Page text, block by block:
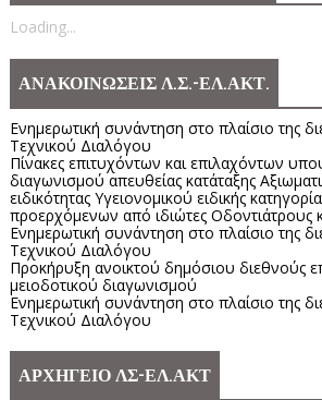
Loading...
ΑΝΑΚΟΙΝΩΣΕΙΣ Λ.Σ.-ΕΛ.ΑΚΤ.
Ενημερωτική συνάντηση στο πλαίσιο της
Τεχνικού Διαλόγου
Πίνακες επιτυχόντων και επιλαχόντων
διαγωνισμού απευθείας κατάταξης
ειδικότητας Υγειονομικού ειδικής
προερχόμενων από ιδιώτες Οδοντιάτρους
Ενημερωτική συνάντηση στο πλαίσιο της
Τεχνικού Διαλόγου
Προκήρυξη ανοικτού δημόσιου διεθνούς
μειοδοτικού διαγωνισμού
Ενημερωτική συνάντηση στο πλαίσιο της
Τεχνικού Διαλόγου
ΑΡΧΗΓΕΙΟ ΛΣ-ΕΛ.ΑΚΤ